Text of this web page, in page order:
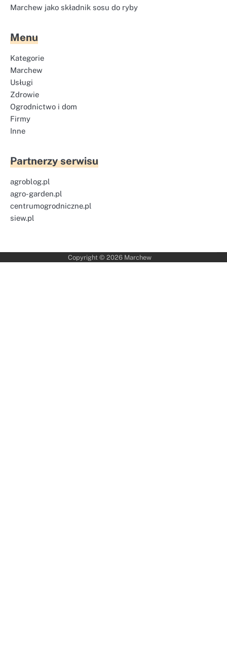
Marchew jako składnik sosu do ryby
Menu
Kategorie
Marchew
Usługi
Zdrowie
Ogrodnictwo i dom
Firmy
Inne
Partnerzy serwisu
agroblog.pl
agro-garden.pl
centrumogrodniczne.pl
siew.pl
Copyright © 2026 Marchew